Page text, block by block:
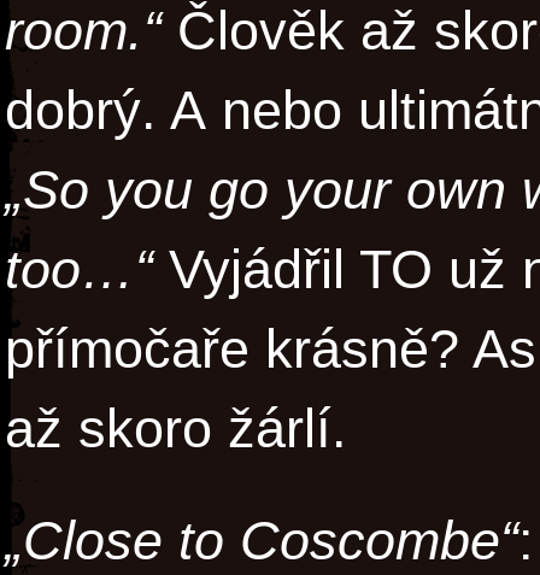
room.“Člověk až
dobrý. A nebo
„So you go your own
too…“ Vyjádřil TO už
přímočaře krásně?
až skoro žárlí.
„Close to Coscombe“